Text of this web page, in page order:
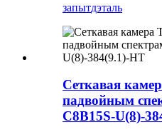
запытдэталь
Сеткавая
падвойным
C8B15S-U(8)-